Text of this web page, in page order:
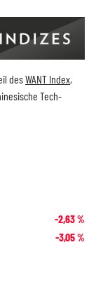
desWANT Index,
Tech-
-2,63%
-3,05%